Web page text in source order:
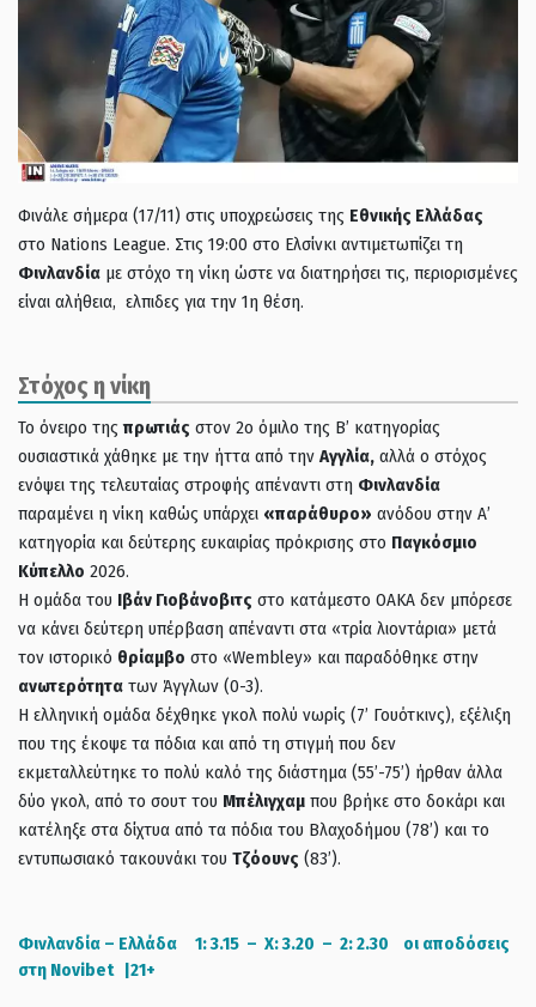
Φινάλε σήμερα (17/11) στις υποχρεώσεις της Εθνικής Ελλάδας
στο Nations League. Στις 19:00 στο Ελσίνκι αντιμετωπίζει τη
Φινλανδία με στόχο τη νίκη ώστε να διατηρήσει τις, περιορισμένες
είναι αλήθεια, ελπιδες για την 1η θέση.
Στόχος η νίκη
Το όνειρο τηςπρωτιάς στον 2ο όμιλο της Β’ κατηγορίας
ουσιαστικά χάθηκε με την ήττα από την Αγγλία, αλλά ο στόχος
ενόψει της τελευταίας στροφής απέναντι στη Φινλανδία
παραμένει η νίκη καθώς υπάρχει «παράθυρο» ανόδου στην Α’
κατηγορία και δεύτερης ευκαιρίας πρόκρισης στο Παγκόσμιο
Κύπελλο 2026.
Η ομάδα του Ιβάν Γιοβάνοβιτς στο κατάμεστο ΟΑΚΑ δεν μπόρεσε
να κάνει δεύτερη υπέρβαση απέναντι στα «τρία λιοντάρια» μετά
τον ιστορικό θρίαμβο στο «Wembley» και παραδόθηκε στην
ανωτερότητα των Άγγλων (0-3).
Η ελληνική ομάδα δέχθηκε γκολ πολύ νωρίς (7’ Γουότκινς), εξέλιξη
που της έκοψε τα πόδια και από τη στιγμή που δεν
εκμεταλλεύτηκε το πολύ καλό της διάστημα (55’-75’) ήρθαν άλλα
δύο γκολ, από το σουτ του Μπέλιγχαμ που βρήκε στο δοκάρι και
κατέληξε στα δίχτυα από τα πόδια του Βλαχοδήμου (78’) και το
εντυπωσιακό τακουνάκι του Τζόουνς (83’).
Φινλανδία – Ελλάδα 1: 3.15 – X: 3.20 – 2: 2.30 οι αποδόσεις
στη Novibet |21+